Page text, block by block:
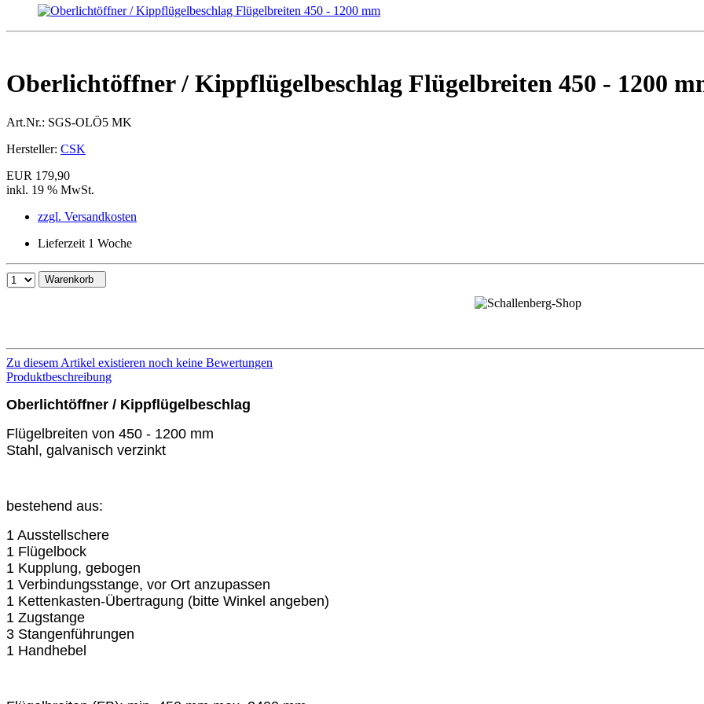
Oberlichtöffner / Kippflügelbeschlag Flügelbreiten 450 - 1200
Art.Nr.: SGS-OLÖ5 MK
Hersteller: CSK
EUR 179,90
inkl. 19 % MwSt.
zzgl. Versandkosten
Lieferzeit 1 Woche
Warenkorb
Zu diesem Artikel existieren noch keine Bewertungen
Produktbeschreibung
Oberlichtöffner / Kippflügelbeschlag
Flügelbreiten von 450 - 1200 mm
Stahl, galvanisch verzinkt
bestehend aus:
1 Ausstellschere
1 Flügelbock
1 Kupplung, gebogen
1 Verbindungsstange, vor Ort anzupassen
1 Kettenkasten-Übertragung (bitte Winkel angeben)
1 Zugstange
3 Stangenführungen
1 Handhebel